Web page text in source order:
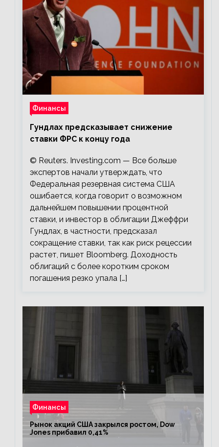
Финансы
Гундлах предсказывает снижение
ставки ФРС к концу года
© Reuters. Investing.com — Все больше
экспертов начали утверждать, что
Федеральная резервная система США
ошибается, когда говорит о возможном
дальнейшем повышении процентной
ставки, и инвестор в облигации Джеффри
Гундлах, в частности, предсказал
сокращение ставки, так как риск рецессии
растет, пишет Bloomberg. Доходность
облигаций с более коротким сроком
погашения резко упала […]
Финансы
Рынок акций США закрылся ростом, Dow
Jones прибавил 0,41%